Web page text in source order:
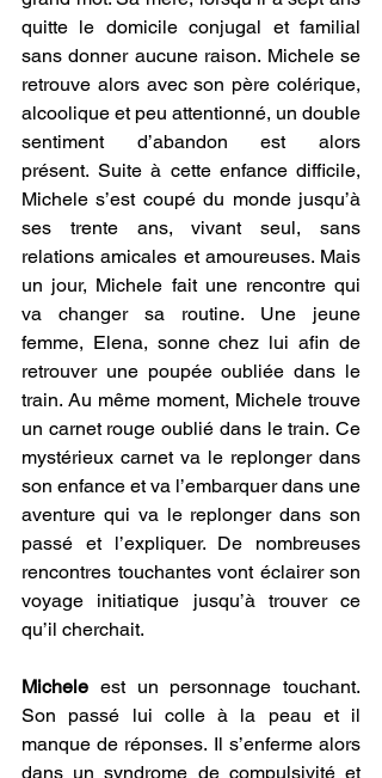
quitte le domicile conjugal et familial
sans donner aucune raison. Michele se
retrouve alors avec son père colérique,
alcoolique et peu attentionné, un double
sentiment d’abandon est alors
présent. Suite à cette enfance difficile,
Michele s’est coupé du monde jusqu’à
ses trente ans, vivant seul, sans
relations amicales et amoureuses. Mais
un jour, Michele fait une rencontre qui
va changer sa routine. Une jeune
femme, Elena, sonne chez lui afin de
retrouver une poupée oubliée dans le
train. Au même moment, Michele trouve
un carnet rouge oublié dans le train. Ce
mystérieux carnet va le replonger dans
son enfance et va l’embarquer dans une
aventure qui va le replonger dans son
passé et l’expliquer. De nombreuses
rencontres touchantes vont éclairer son
voyage initiatique jusqu’à trouver ce
qu’il cherchait.
Michele est un personnage touchant.
Son passé lui colle à la peau et il
manque de réponses. Il s’enferme alors
dans un syndrome de compulsivité et